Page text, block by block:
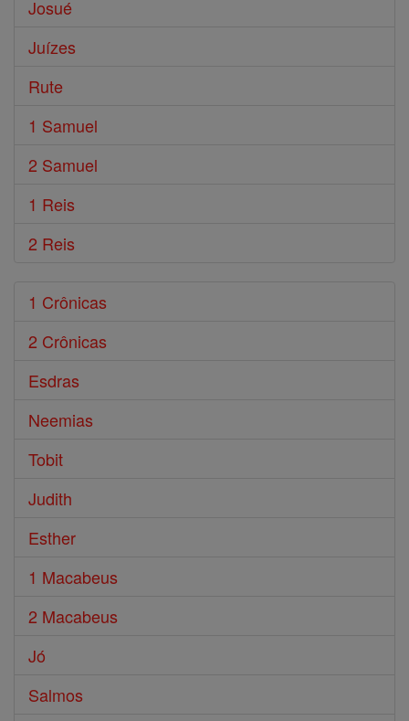
Josué
Juízes
Rute
1 Samuel
2 Samuel
1 Reis
2 Reis
1 Crônicas
2 Crônicas
Esdras
Neemias
Tobit
Judith
Esther
1 Macabeus
2 Macabeus
Jó
Salmos